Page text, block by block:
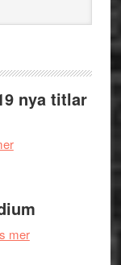
nya titlar
om
presenterar
19
merom